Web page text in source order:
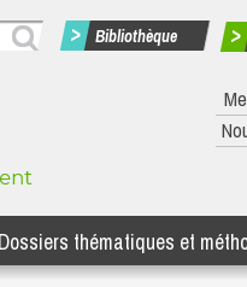
Nouvelle-Aquitaine
Bibliothèque
Dossiers thématiques et